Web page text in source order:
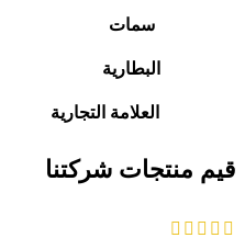
سمات
البطارية
العلامة التجارية
قيم منتجات شركتنا